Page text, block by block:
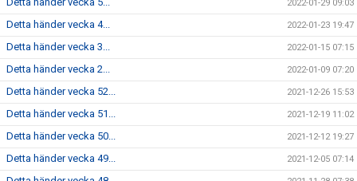
2022-01-29 09:03
Detta händer vecka 4... 2022-01-23 19:47
Detta händer vecka 3... 2022-01-15 07:15
Detta händer vecka 2... 2022-01-09 07:20
Detta händer vecka 52... 2021-12-26 15:53
Detta händer vecka 51... 2021-12-19 11:02
Detta händer vecka 50... 2021-12-12 19:27
Detta händer vecka 49... 2021-12-05 07:14